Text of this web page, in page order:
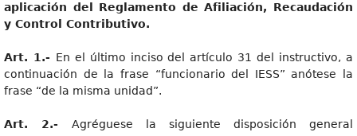
aplicación del Reglamento de Afiliación, Recaudación
y Control Contributivo.
Art. 1.- En el último inciso del artículo 31 del instructivo, a
continuación de la frase “funcionario del IESS” anótese la
frase “de la misma unidad”.
Art. 2.- Agréguese la siguiente disposición general